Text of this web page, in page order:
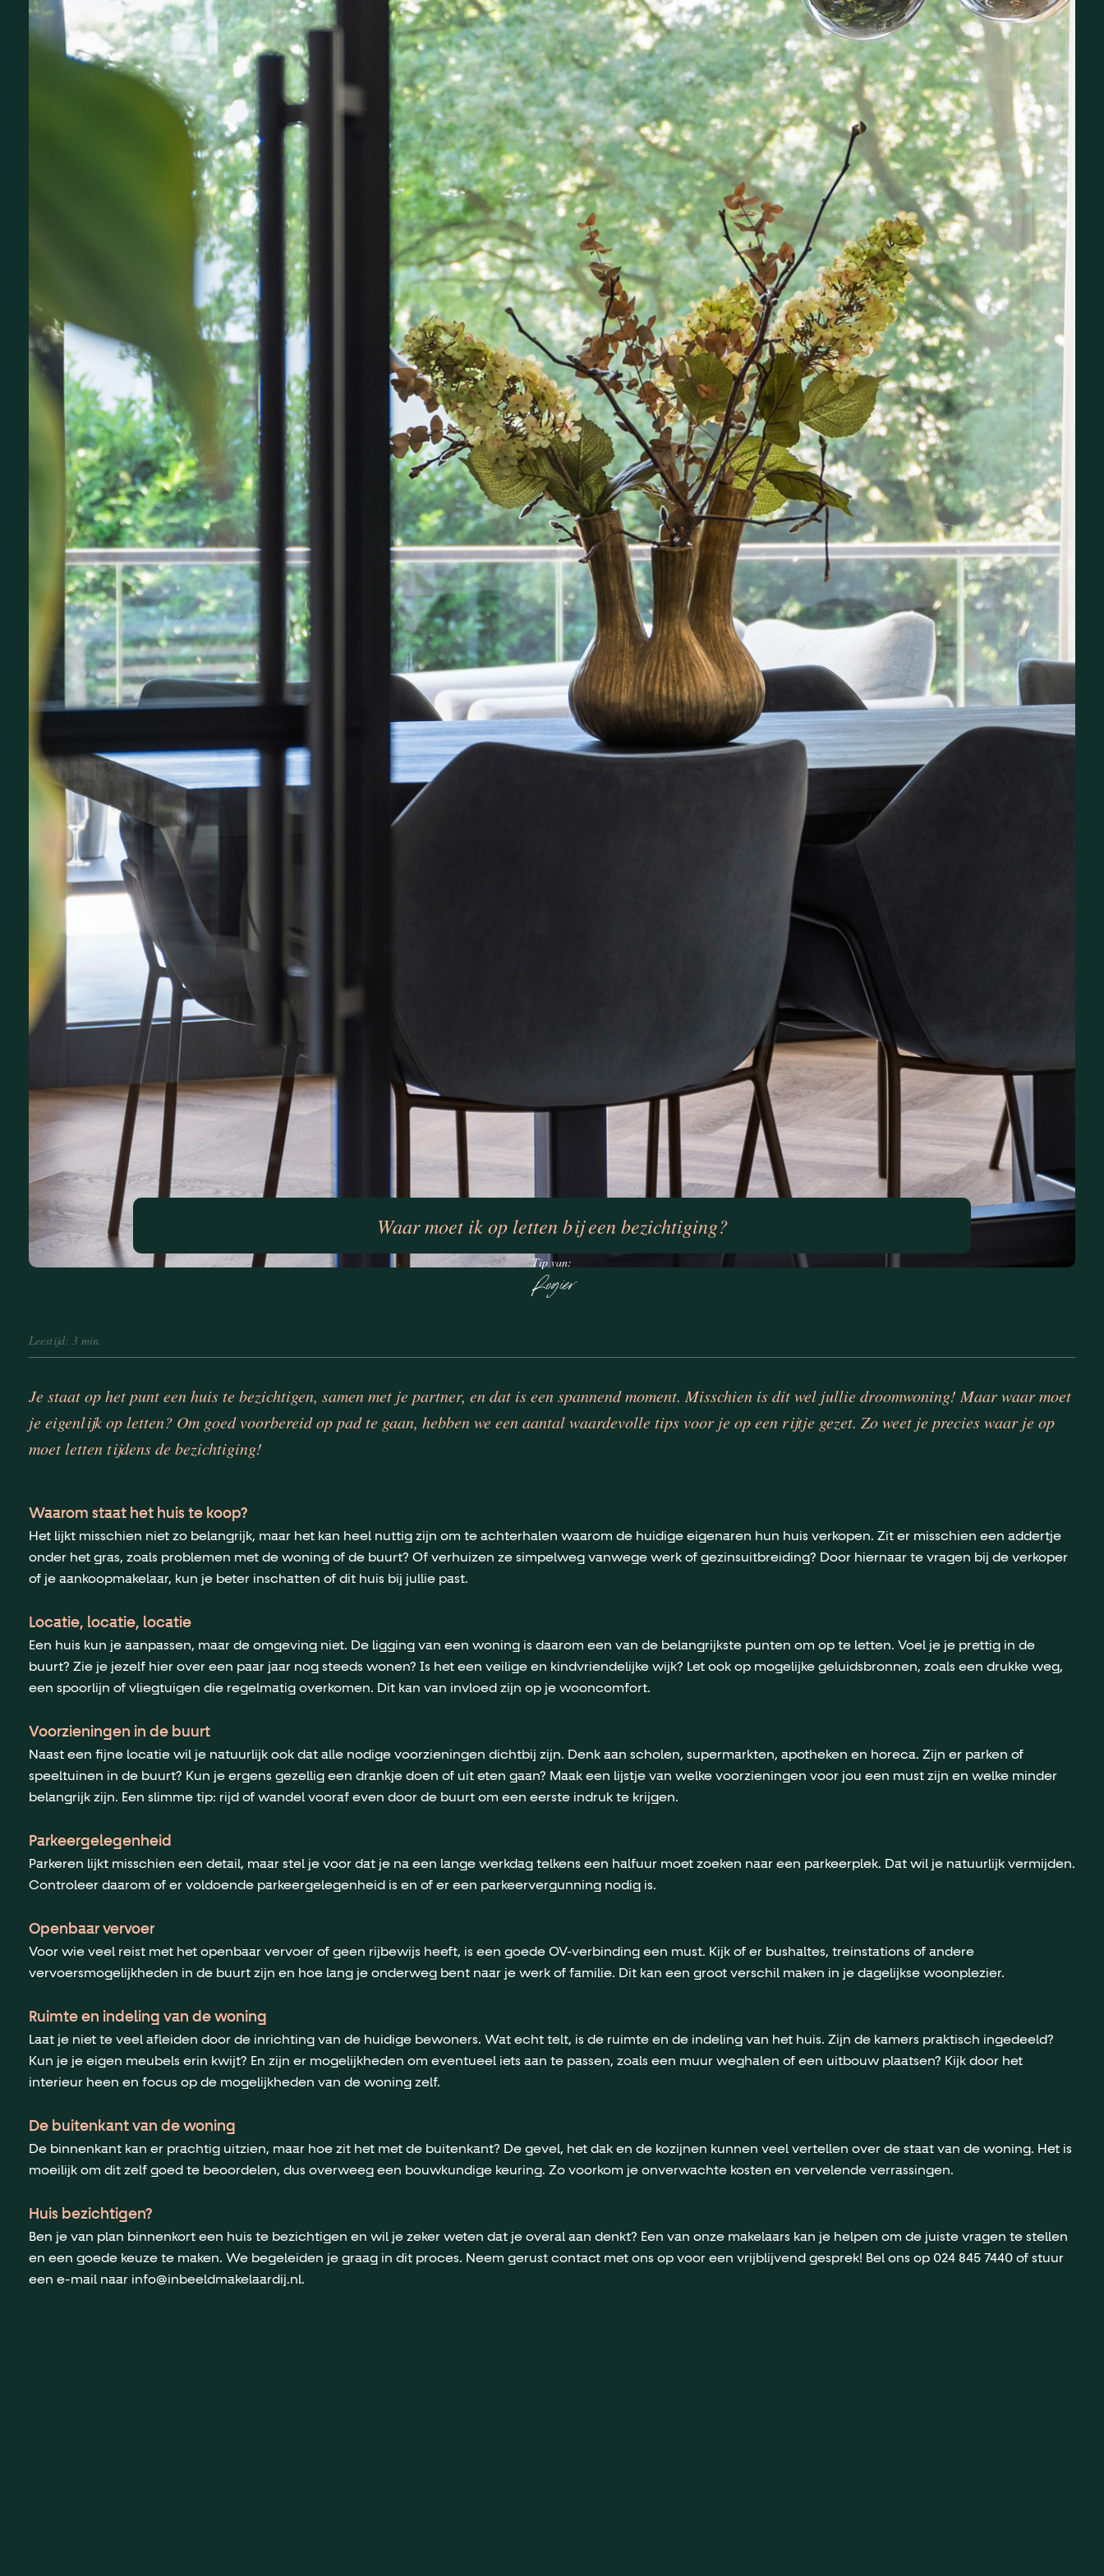
Waar moet ik op letten bij een bezichtiging?
Tip van:
Rogier
Leestijd: 3 min.
Je staat op het punt een huis te bezichtigen, samen met je partner, en dat is een spannend moment. Misschien is dit wel jullie droomwoning! Maar waar moet
je eigenlijk op letten? Om goed voorbereid op pad te gaan, hebben we een aantal waardevolle tips voor je op een rijtje gezet. Zo weet je precies waar je op
moet letten tijdens de bezichtiging!
Waarom staat het huis te koop?
Het lijkt misschien niet zo belangrijk, maar het kan heel nuttig zijn om te achterhalen waarom de huidige eigenaren hun huis verkopen. Zit er misschien een addertje
onder het gras, zoals problemen met de woning of de buurt? Of verhuizen ze simpelweg vanwege werk of gezinsuitbreiding? Door hiernaar te vragen bij de verkoper
of je aankoopmakelaar, kun je beter inschatten of dit huis bij jullie past.
Locatie, locatie, locatie
Een huis kun je aanpassen, maar de omgeving niet. De ligging van een woning is daarom een van de belangrijkste punten om op te letten. Voel je je prettig in de
buurt? Zie je jezelf hier over een paar jaar nog steeds wonen? Is het een veilige en kindvriendelijke wijk? Let ook op mogelijke geluidsbronnen, zoals een drukke weg,
een spoorlijn of vliegtuigen die regelmatig overkomen. Dit kan van invloed zijn op je wooncomfort.
Voorzieningen in de buurt
Naast een fijne locatie wil je natuurlijk ook dat alle nodige voorzieningen dichtbij zijn. Denk aan scholen, supermarkten, apotheken en horeca. Zijn er parken of
speeltuinen in de buurt? Kun je ergens gezellig een drankje doen of uit eten gaan? Maak een lijstje van welke voorzieningen voor jou een must zijn en welke minder
belangrijk zijn. Een slimme tip: rijd of wandel vooraf even door de buurt om een eerste indruk te krijgen.
Parkeergelegenheid
Parkeren lijkt misschien een detail, maar stel je voor dat je na een lange werkdag telkens een halfuur moet zoeken naar een parkeerplek. Dat wil je natuurlijk vermijden.
Controleer daarom of er voldoende parkeergelegenheid is en of er een parkeervergunning nodig is.
Openbaar vervoer
Voor wie veel reist met het openbaar vervoer of geen rijbewijs heeft, is een goede OV-verbinding een must. Kijk of er bushaltes, treinstations of andere
vervoersmogelijkheden in de buurt zijn en hoe lang je onderweg bent naar je werk of familie. Dit kan een groot verschil maken in je dagelijkse woonplezier.
Ruimte en indeling van de woning
Laat je niet te veel afleiden door de inrichting van de huidige bewoners. Wat echt telt, is de ruimte en de indeling van het huis. Zijn de kamers praktisch ingedeeld?
Kun je je eigen meubels erin kwijt? En zijn er mogelijkheden om eventueel iets aan te passen, zoals een muur weghalen of een uitbouw plaatsen? Kijk door het
interieur heen en focus op de mogelijkheden van de woning zelf.
De buitenkant van de woning
De binnenkant kan er prachtig uitzien, maar hoe zit het met de buitenkant? De gevel, het dak en de kozijnen kunnen veel vertellen over de staat van de woning. Het is
moeilijk om dit zelf goed te beoordelen, dus overweeg een bouwkundige keuring. Zo voorkom je onverwachte kosten en vervelende verrassingen.
Huis bezichtigen?
Ben je van plan binnenkort een huis te bezichtigen en wil je zeker weten dat je overal aan denkt? Een van onze makelaars kan je helpen om de juiste vragen te stellen
en een goede keuze te maken. We begeleiden je graag in dit proces. Neem gerust contact met ons op voor een vrijblijvend gesprek! Bel ons op 024 845 7440 of stuur
een e-mail naar info@inbeeldmakelaardij.nl.